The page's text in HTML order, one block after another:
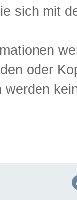
sich mit
oder
werden